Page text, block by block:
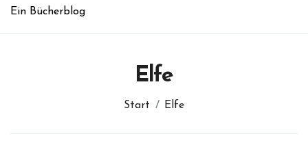
Ein Bücherblog
Elfe
Start Elfe